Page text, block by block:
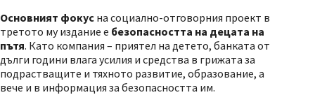
Основният фокус на социално-отговорния проект в
третото му издание е безопасността на децата на
пътя. Като компания – приятел на детето, банката от
дълги години влага усилия и средства в грижата за
подрастващите и тяхното развитие, образование, а
вече и в информация за безопасността им.